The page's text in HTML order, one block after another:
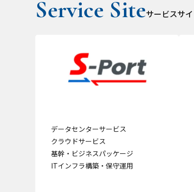
サービスサ
データセンターサービス
クラウドサービス
基幹・ビジネスパッケージ
ITインフラ構築・保守運用